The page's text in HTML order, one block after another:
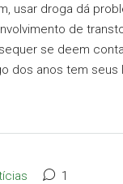
usar droga dá
de
se deem
dos anos tem
1